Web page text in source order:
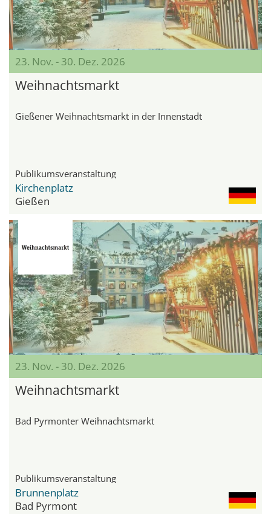
23. Nov. - 30. Dez. 2026
Weihnachtsmarkt
Gießener Weihnachtsmarkt in der Innenstadt
Publikumsveranstaltung
Kirchenplatz
Gießen
23. Nov. - 30. Dez. 2026
Weihnachtsmarkt
Bad Pyrmonter Weihnachtsmarkt
Publikumsveranstaltung
Brunnenplatz
Bad Pyrmont